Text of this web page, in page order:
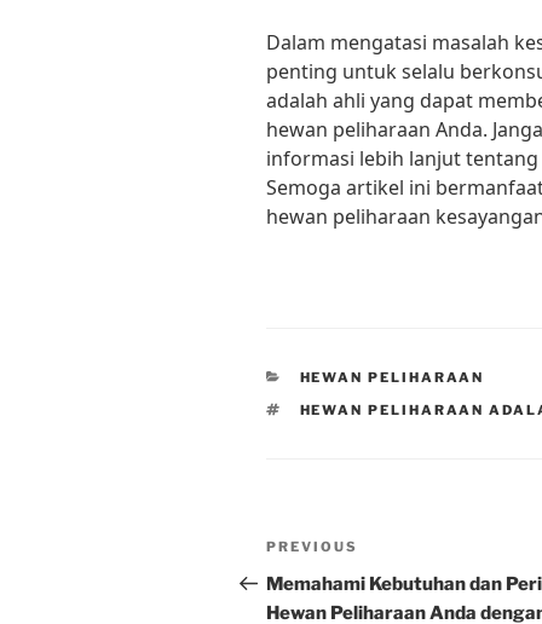
Dalam mengatasi masalah
penting untuk selalu
adalah ahli yang dapat
hewan peliharaan Anda.
informasi lebih lanjut
Semoga artikel ini
hewan peliharaan
CATEGORIES
HEWAN PELIHARAAN
TAGS
HEWAN PELIHARAAN
Post
navigation
Previous
Post
PREVIOUS
Memahami Kebutuhan dan
Hewan Peliharaan Anda